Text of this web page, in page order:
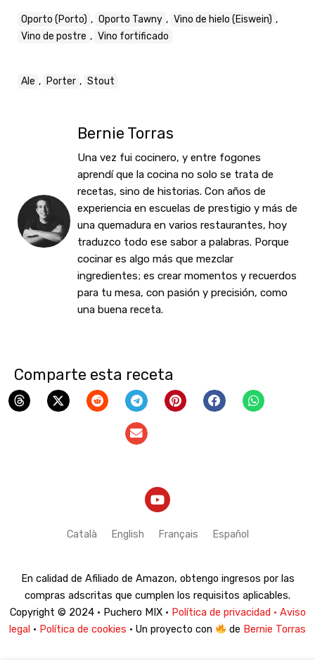
Oporto (Porto) , Oporto Tawny , Vino de hielo (Eiswein) ,
Vino de postre , Vino fortificado
Ale , Porter , Stout
Bernie Torras
Una vez fui cocinero, y entre fogones
aprendí que la cocina no solo se trata de
recetas, sino de historias. Con años de
experiencia en escuelas de prestigio y más de
una quemadura en varios restaurantes, hoy
traduzco todo ese sabor a palabras. Porque
cocinar es algo más que mezclar
ingredientes; es crear momentos y recuerdos
para tu mesa, con pasión y precisión, como
una buena receta.
Comparte esta receta
Y
o
u
t
u
Català English Français Español
En calidad de Afiliado de Amazon, obtengo ingresos por las
compras adscritas que cumplen los requisitos aplicables.
Copyright © 2024 · Puchero MIX · Política de privacidad · Aviso
legal· Política de cookies · Un proyecto con de Bernie Torras